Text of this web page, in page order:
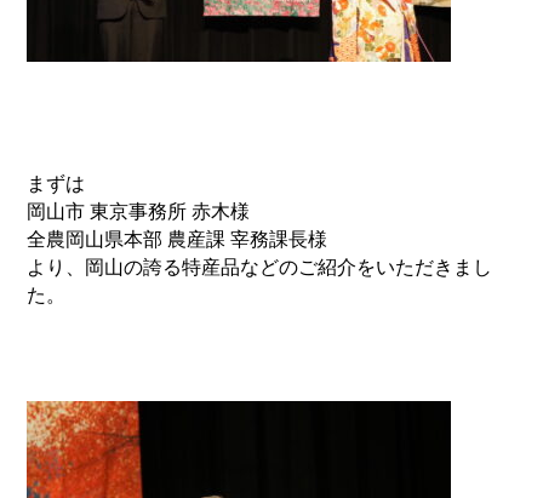
まずは
岡山市 東京事務所 赤木様
全農岡山県本部 農産課 宰務課長様
より、岡山の誇る特産品などのご紹介をいただきまし
た。